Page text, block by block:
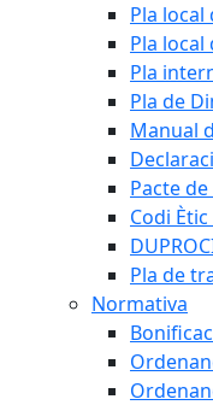
Pla local
Pla local
Pla
Pla de
Manual
Pacte
Codi
Pla de
Normativa